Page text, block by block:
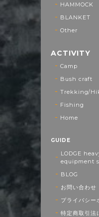
HAMMOCK
BLANKET
Other
ACTIVITY
Camp
Bush craft
Trekking/
Fishing
Home
GUIDE
LODGE
equipment
BLOG
お問い合わせ
プライバシー
特定商取引法